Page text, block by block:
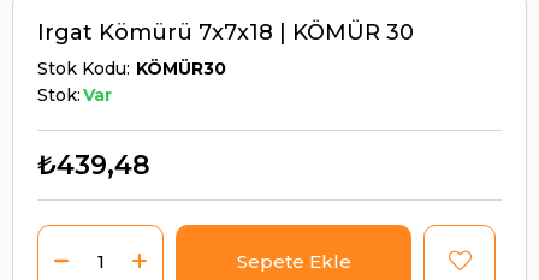
Irgat Kömürü 7x7x18 | KÖMÜR 30
Stok Kodu KÖMÜR30
Stok:Var
₺439,48